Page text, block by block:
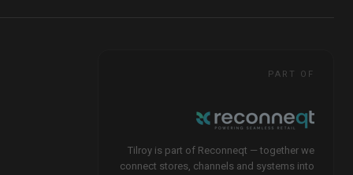
PART OF
Tilroy is part of Reconneqt — together we
connect stores, channels and systems into